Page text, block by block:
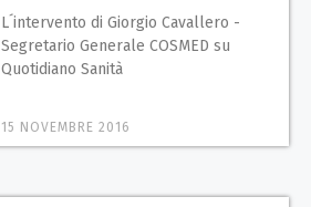
L´intervento di Giorgio Cavallero -
Segretario Generale COSMED su
Quotidiano Sanità
15 NOVEMBRE 2016